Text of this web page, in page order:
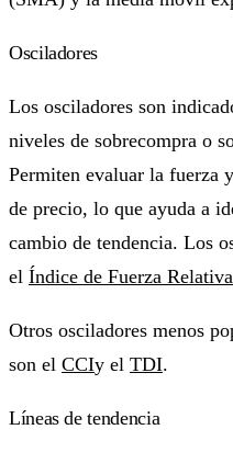
Osciladores
Los osciladores son
niveles de sobrecompra o
Permiten evaluar la fuerza
de precio, lo que ayuda a
cambio de tendencia. Los
el Índice de Fuerza
Otros osciladores menos
son el CCIy el TDI.
Líneas de tendencia